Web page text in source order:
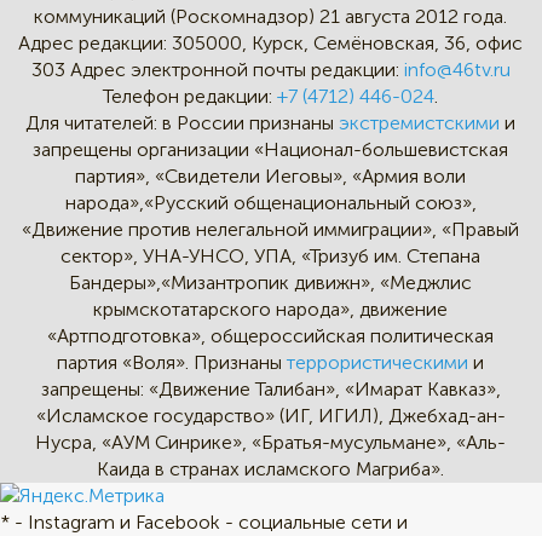
коммуникаций (Роскомнадзор) 21 августа 2012 года.
Адрес редакции: 305000, Курск, Семёновская, 36, офис
303 Адрес электронной почты редакции: info@46tv.ru
Телефон редакции: +7 (4712) 446-024.
Для читателей: в России признаныэкстремистскими и
запрещены организации «Национал-большевистская
партия», «Свидетели Иеговы», «Армия воли
народа»,«Русский общенациональный союз»,
«Движение против нелегальной иммиграции», «Правый
сектор», УНА-УНСО, УПА, «Тризуб им. Степана
Бандеры»,«Мизантропик дивижн», «Меджлис
крымскотатарского народа», движение
«Артподготовка», общероссийская политическая
партия «Воля». Признанытеррористическими и
запрещены: «Движение Талибан», «Имарат Кавказ»,
«Исламское государство» (ИГ, ИГИЛ), Джебхад-ан-
Нусра, «АУМ Синрике», «Братья-мусульмане», «Аль-
Каида в странах исламского Магриба».
* - Instagram и Facebook - социальные сети и